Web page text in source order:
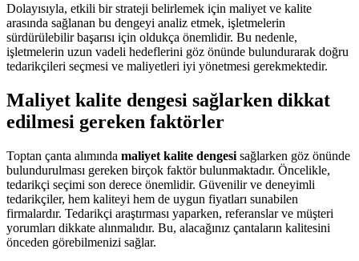
Dolayısıyla, etkili bir strateji belirlemek için maliyet ve kalite
arasında sağlanan bu dengeyi analiz etmek, işletmelerin
sürdürülebilir başarısı için oldukça önemlidir. Bu nedenle,
işletmelerin uzun vadeli hedeflerini göz önünde bulundurarak doğru
tedarikçileri seçmesi ve maliyetleri iyi yönetmesi gerekmektedir.
Maliyet kalite dengesi sağlarken dikkat
edilmesi gereken faktörler
Toptan çanta alımında maliyet kalite dengesi sağlarken göz önünde
bulundurulması gereken birçok faktör bulunmaktadır. Öncelikle,
tedarikçi seçimi son derece önemlidir. Güvenilir ve deneyimli
tedarikçiler, hem kaliteyi hem de uygun fiyatları sunabilen
firmalardır. Tedarikçi araştırması yaparken, referanslar ve müşteri
yorumları dikkate alınmalıdır. Bu, alacağınız çantaların kalitesini
önceden görebilmenizi sağlar.